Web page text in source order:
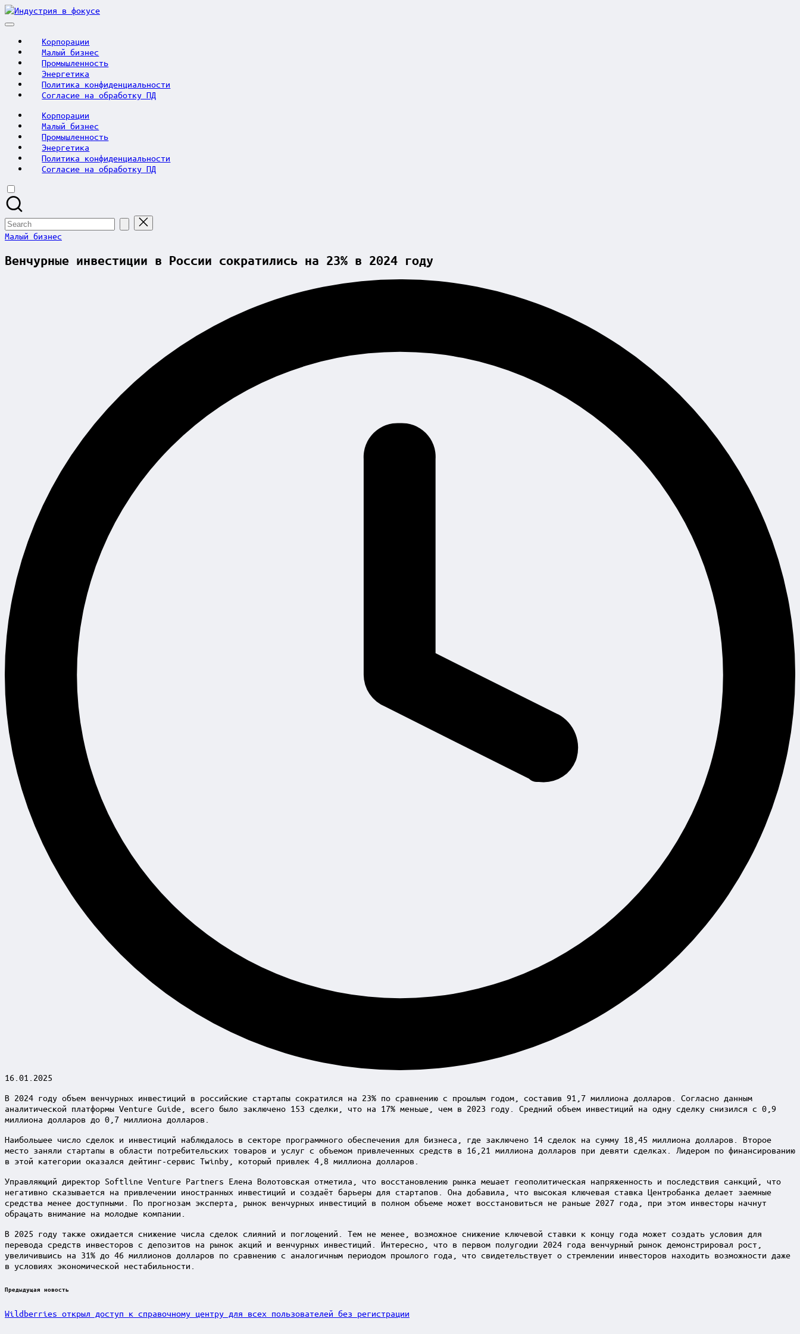
Skip
to
Индустрия
Корпорации
Малый бизнес
Промышленность
Энергетика
Политика конфиденциальности
Согласие на обработку ПД
Корпорации
Малый бизнес
Промышленность
Энергетика
Политика конфиденциальности
Согласие на обработку ПД
Search
for:
Posted
Малый бизнес
Венчурные инвестиции в России сократились на 23% в 2024 году
16.01.2025
В 2024 году объем венчурных инвестиций в российские стартапы сократился на 23% по сравнению с прошлым годом, составив 91,7 миллиона долларов. Согласно данным
аналитической платформы Venture Guide, всего было заключено 153 сделки, что на 17% меньше, чем в 2023 году. Средний объем инвестиций на одну сделку снизился с 0,9
миллиона долларов до 0,7 миллиона долларов.
Наибольшее число сделок и инвестиций наблюдалось в секторе программного обеспечения для бизнеса, где заключено 14 сделок на сумму 18,45 миллиона долларов. Второе
место заняли стартапы в области потребительских товаров и услуг с объемом привлеченных средств в 16,21 миллиона долларов при девяти сделках. Лидером по финансированию
в этой категории оказался дейтинг-сервис Twinby, который привлек 4,8 миллиона долларов.
Управляющий директор Softline Venture Partners Елена Волотовская отметила, что восстановлению рынка мешает геополитическая напряженность и последствия санкций, что
негативно сказывается на привлечении иностранных инвестиций и создаёт барьеры для стартапов. Она добавила, что высокая ключевая ставка Центробанка делает заемные
средства менее доступными. По прогнозам эксперта, рынок венчурных инвестиций в полном объеме может восстановиться не раньше 2027 года, при этом инвесторы начнут
обращать внимание на молодые компании.
В 2025 году также ожидается снижение числа сделок слияний и поглощений. Тем не менее, возможное снижение ключевой ставки к концу года может создать условия для
перевода средств инвесторов с депозитов на рынок акций и венчурных инвестиций. Интересно, что в первом полугодии 2024 года венчурный рынок демонстрировал рост,
увеличившись на 31% до 46 миллионов долларов по сравнению с аналогичным периодом прошлого года, что свидетельствует о стремлении инвесторов находить возможности даже
в условиях экономической нестабильности.
Post
Предыдущая новость
Wildberries открыл доступ к справочному центру для всех пользователей без регистрации